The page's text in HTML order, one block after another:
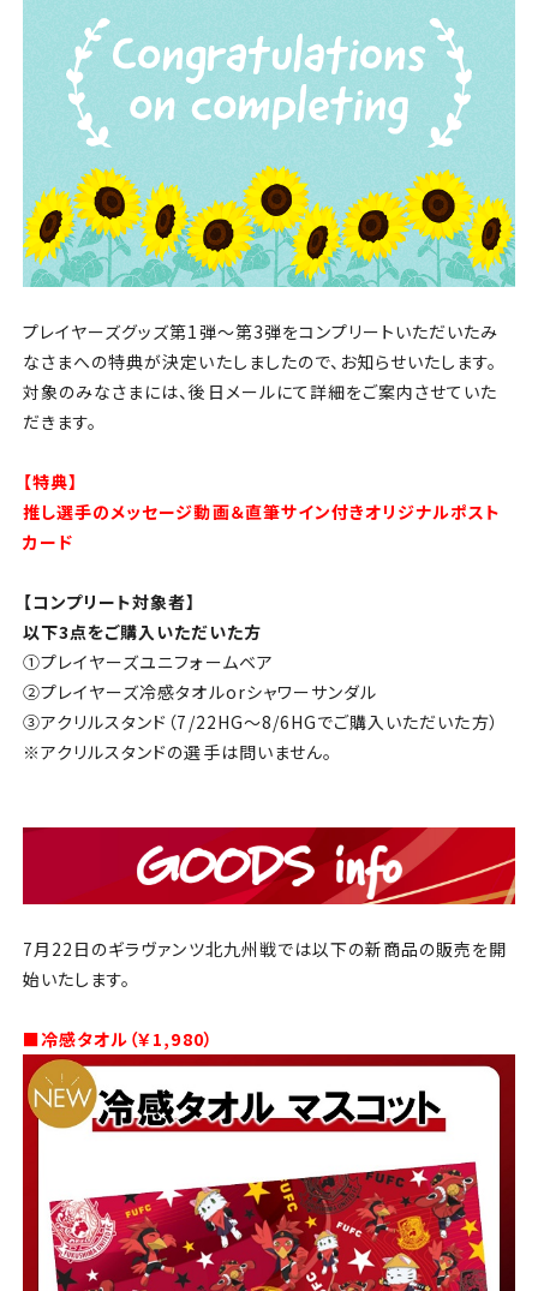
プレイヤーズグッズ第1弾～第3弾をコンプリートいただいたみ
なさまへの特典が決定いたしましたので、お知らせいたします。
対象のみなさまには、後日メールにて詳細をご案内させていた
だきます。
【特典】
推し選手のメッセージ動画＆直筆サイン付きオリジナルポスト
カード
【コンプリート対象者】
以下3点をご購入いただいた方
①プレイヤーズユニフォームベア
②プレイヤーズ冷感タオルorシャワーサンダル
③アクリルスタンド（7/22HG～8/6HGでご購入いただいた方）
※アクリルスタンドの選手は問いません。
7月22日のギラヴァンツ北九州戦では以下の新商品の販売を開
始いたします。
■冷感タオル（￥1,980）